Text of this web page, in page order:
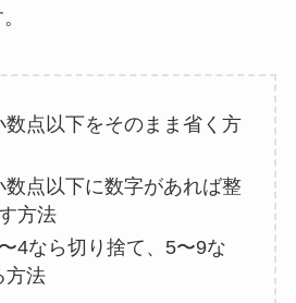
数点以下をそのまま省く方
数点以下に数字があれば整
方法
〜4なら切り捨て、5〜9な
方法